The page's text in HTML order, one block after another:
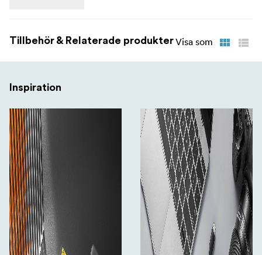
Tillbehör & Relaterade produkterVisa som
Inspiration